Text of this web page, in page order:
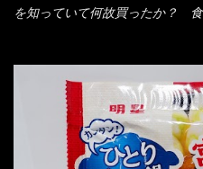
部カップの中でカオス状態。 こ
りました～ 熱湯によりカップ
ている～ 隣に用意したのが、
へ内容物を全て移すのと同時に
させる。 箸で麺から移動させ、
りました。 良い感じではない
を知っていて何故買ったか？
てみないといけないじゃん！（
は食べた事あるのよ！でもここ
品揃えも上じゃん！ だって話題
うが無いじゃん！ 日本で話題性
ぇ～ 袋麺と云えば【サッポロ一